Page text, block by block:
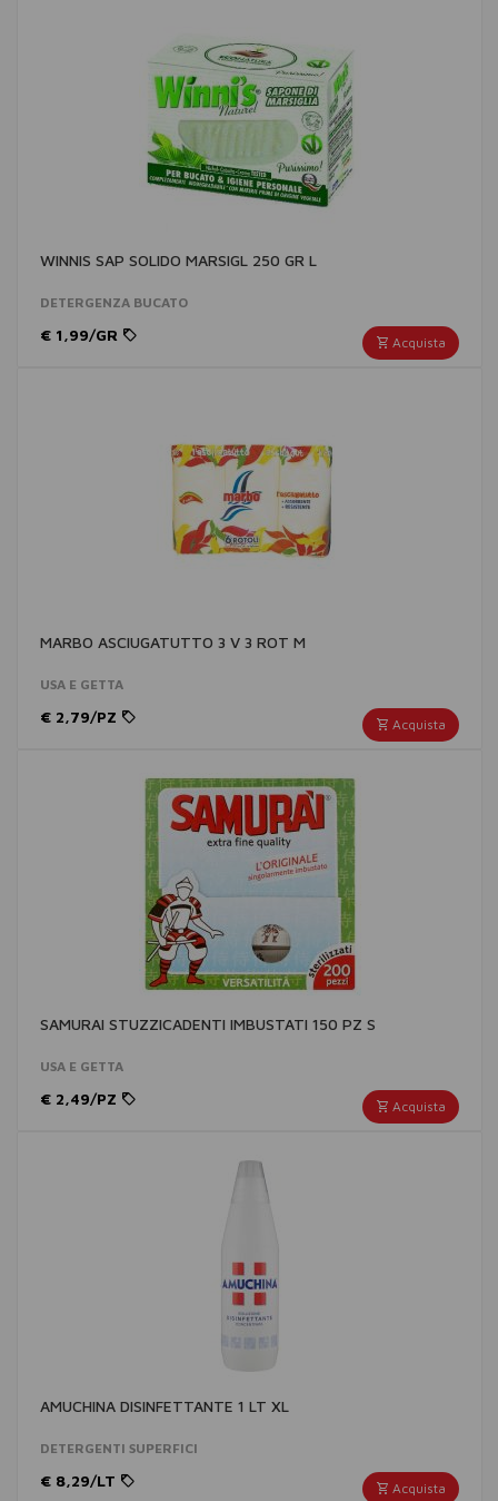
WINNIS SAP SOLIDO MARSIGL 250 GR L
DETERGENZA BUCATO
Acquista
€ 1,99/GR
MARBO ASCIUGATUTTO 3 V 3 ROT M
USA E GETTA
Acquista
€ 2,79/PZ
SAMURAI STUZZICADENTI IMBUSTATI 150 PZ S
USA E GETTA
Acquista
€ 2,49/PZ
AMUCHINA DISINFETTANTE 1 LT XL
DETERGENTI SUPERFICI
Acquista
€ 8,29/LT